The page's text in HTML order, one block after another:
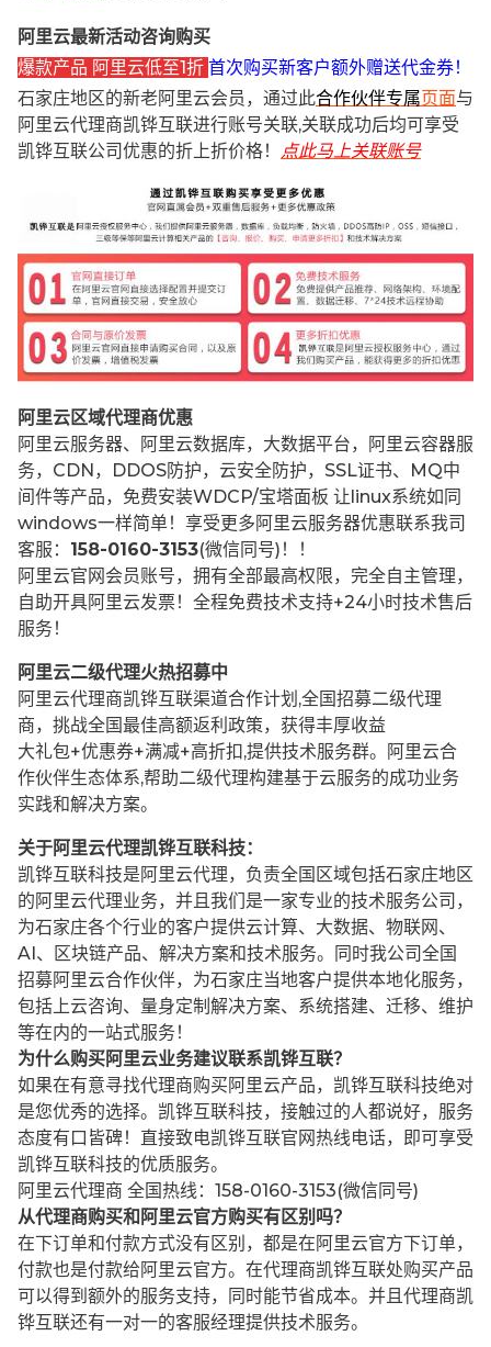
阿里云最新活动咨询购买
爆款产品 阿里云低至1折 首次购买新客户额外赠送代金券！
石家庄地区的新老阿里云会员，通过此合作伙伴专属页面与
阿里云代理商凯铧互联进行账号关联,关联成功后均可享受
凯铧互联公司优惠的折上折价格！
点此马上关联账号
阿里云区域代理商优惠
阿里云服务器、阿里云数据库，大数据平台，阿里云容器服
务，CDN，DDOS防护，云安全防护，SSL证书、MQ中
间件等产品，免费安装WDCP/宝塔面板 让 linux系统如同
windows一样简单！享受更多阿里云服务器优惠联系我司
客服： 158-0160-3153(微信同号)！！
阿里云官网会员账号，拥有全部最高权限，完全自主管理，
自助开具阿里云发票！全程免费技术支持+24小时技术售后
服务！
阿里云二级代理火热招募中
阿里云代理商凯铧互联渠道合作计划,全国招募二级代理
商，挑战全国最佳高额返利政策，获得丰厚收益
大礼包+优惠券+满减+高折扣,提供技术服务群。阿里云合
作伙伴生态体系,帮助二级代理构建基于云服务的成功业务
实践和解决方案。
关于阿里云代理凯铧互联科技：
凯铧互联科技是阿里云代理，负责全国区域包括石家庄地区
的阿里云代理业务，并且我们是一家专业的技术服务公司，
为石家庄各个行业的客户提供云计算、大数据、物联网、
AI、区块链产品、解决方案和技术服务。同时我公司全国
招募阿里云合作伙伴，为石家庄当地客户提供本地化服务，
包括上云咨询、量身定制解决方案、系统搭建、迁移、维护
等在内的一站式服务！
为什么购买阿里云业务建议联系凯铧互联？
如果在有意寻找代理商购买阿里云产品，凯铧互联科技绝对
是您优秀的选择。凯铧互联科技，接触过的人都说好，服务
态度有口皆碑！直接致电凯铧互联官网热线电话，即可享受
凯铧互联科技的优质服务。
阿里云代理商 全国热线：158-0160-3153(微信同号)
从代理商购买和阿里云官方购买有区别吗？
在下订单和付款方式没有区别，都是在阿里云官方下订单，
付款也是付款给阿里云官方。在代理商凯铧互联处购买产品
可以得到额外的服务支持，同时能节省成本。并且代理商凯
铧互联还有一对一的客服经理提供技术服务。